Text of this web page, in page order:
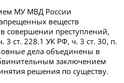
МУ МВД России
веществ
совершении преступлений,
3 ст. 228.1 УК РФ, ч. 3 ст. 30, п.
дела объединены в
заключением
решения по существу.